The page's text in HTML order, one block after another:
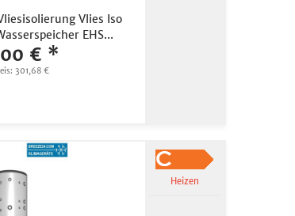
Vlies Iso
EHS...
€ *
301,68 €
Heizen